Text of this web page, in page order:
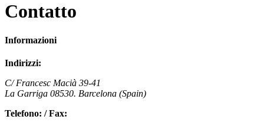
Contatto
Informazioni
Indirizzi:
C/ Francesc Macià 39-41
La Garriga 08530. Barcelona (Spain)
Telefono: / Fax: